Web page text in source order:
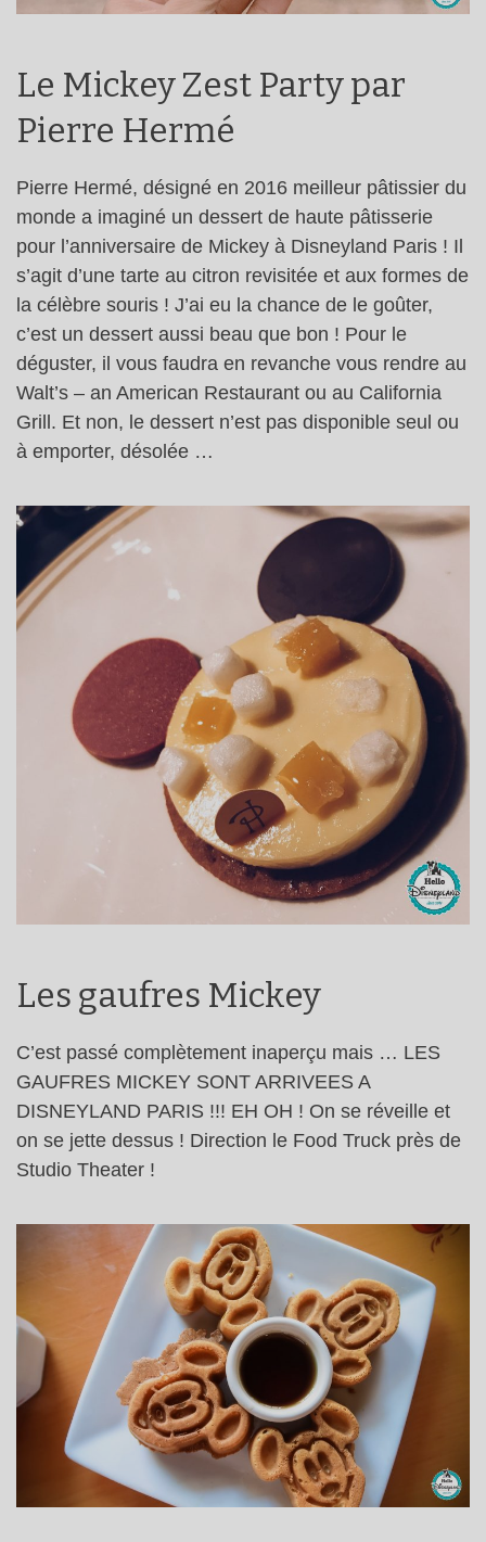
Le Mickey Zest Party par
Pierre Hermé
Pierre Hermé, désigné en 2016 meilleur pâtissier du
monde a imaginé un dessert de haute pâtisserie
pour l’anniversaire de Mickey à Disneyland Paris ! Il
s’agit d’une tarte au citron revisitée et aux formes de
la célèbre souris ! J’ai eu la chance de le goûter,
c’est un dessert aussi beau que bon ! Pour le
déguster, il vous faudra en revanche vous rendre au
Walt’s – an American Restaurant ou au California
Grill. Et non, le dessert n’est pas disponible seul ou
à emporter, désolée …
Les gaufres Mickey
C’est passé complètement inaperçu mais … LES
GAUFRES MICKEY SONT ARRIVEES A
DISNEYLAND PARIS !!! EH OH ! On se réveille et
on se jette dessus ! Direction le Food Truck près de
Studio Theater !